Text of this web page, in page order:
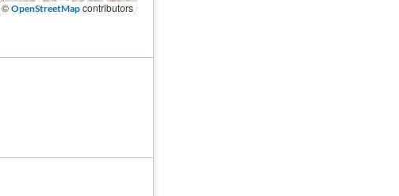
© OpenStreetMapcontributors